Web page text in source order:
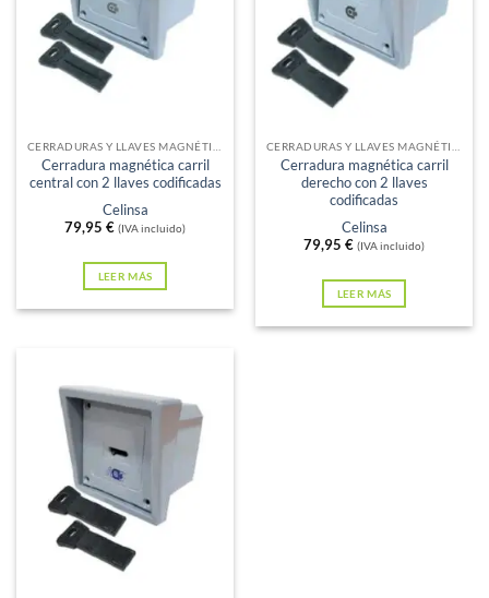
CERRADURAS Y LLAVES MAGNÉTICAS
Cerradura magnética carril
central con 2 llaves codificadas
Celinsa
79,95 € (IVA incluido)
LEER MÁS
CERRADURAS Y LLAVES MAGNÉTICAS
Cerradura magnética carril
derecho con 2 llaves
codificadas
Celinsa
79,95 € (IVA incluido)
LEER MÁS